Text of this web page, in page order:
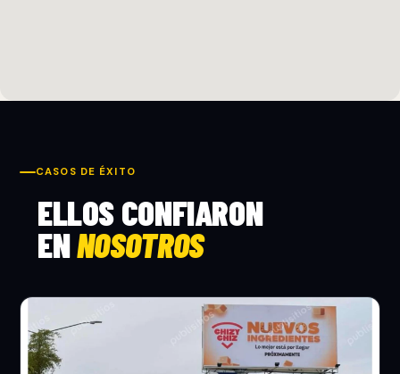
CASOS DE ÉXITO
ELLOS CONFIARON
ENNOSOTROS